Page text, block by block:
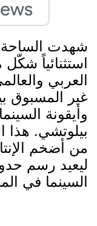
شهدت الساحة
استثنائياً
العربي
غير المسبوق
وأيقونة
بيلوتشي. هذا
من أضخم
ليعيد رسم
السينما في